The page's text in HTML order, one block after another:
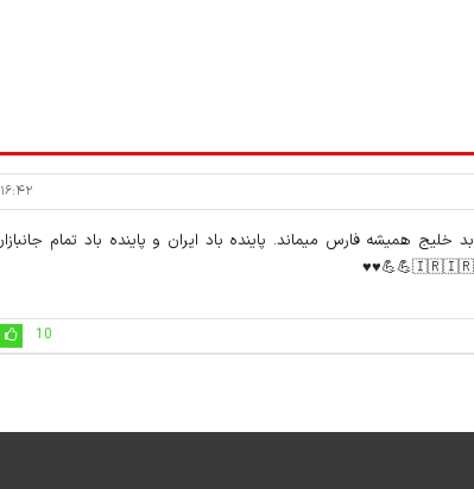
۱۶:۴۲ - ۱۴۰۲/۰۱/۱۲
خلیج همیشه فارس میماند. پاینده باد ایران و پاینده باد تمام
10